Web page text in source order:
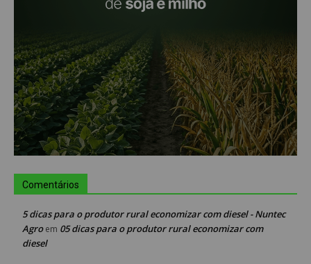
Comentários
5 dicas para o produtor rural economizar com diesel - Nuntec
Agroem 05 dicas para o produtor rural economizar com
diesel